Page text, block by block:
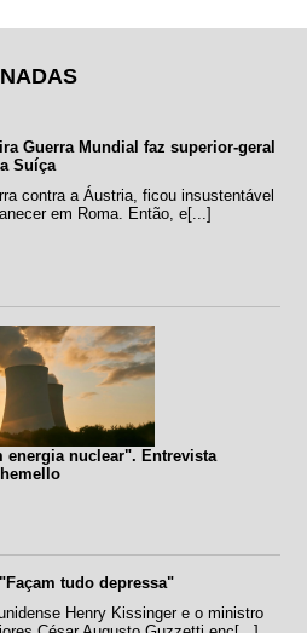
Guerra Mundial faz superior-geral
Suíça
contra a Áustria, ficou insustentável
em Roma. Então, e[...]
energia nuclear". Entrevista
tudo depressa"
Henry Kissinger e o ministro